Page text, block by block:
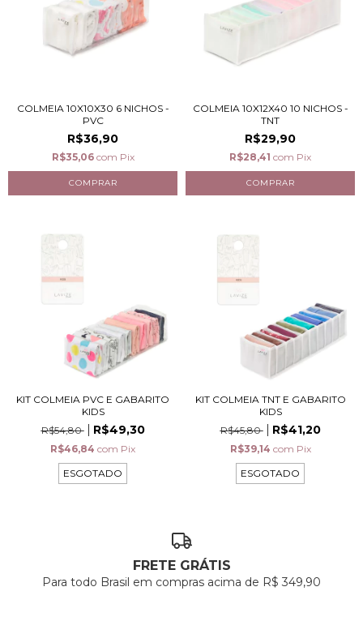
COLMEIA 10X10X30 6 NICHOS -
PVC
R$36,90
R$35,06 com Pix
COLMEIA 10X12X40 10 NICHOS -
TNT
R$29,90
R$28,41 com Pix
KIT COLMEIA PVC E GABARITO
KIDS
R$54,80
R$49,30
R$46,84 com Pix
ESGOTADO
KIT COLMEIA TNT E GABARITO
KIDS
R$45,80
R$41,20
R$39,14 com Pix
ESGOTADO
FRETE GRÁTIS
Para todo Brasil em compras acima de R$ 349,90